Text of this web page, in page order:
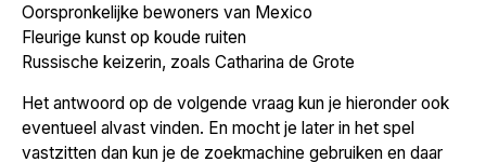
Oorspronkelijke bewoners van Mexico
Fleurige kunst op koude ruiten
Russische keizerin, zoals Catharina de Grote
Het antwoord op de volgende vraag kun je hieronder ook
eventueel alvast vinden. En mocht je later in het spel
vastzitten dan kun je de zoekmachine gebruiken en daar